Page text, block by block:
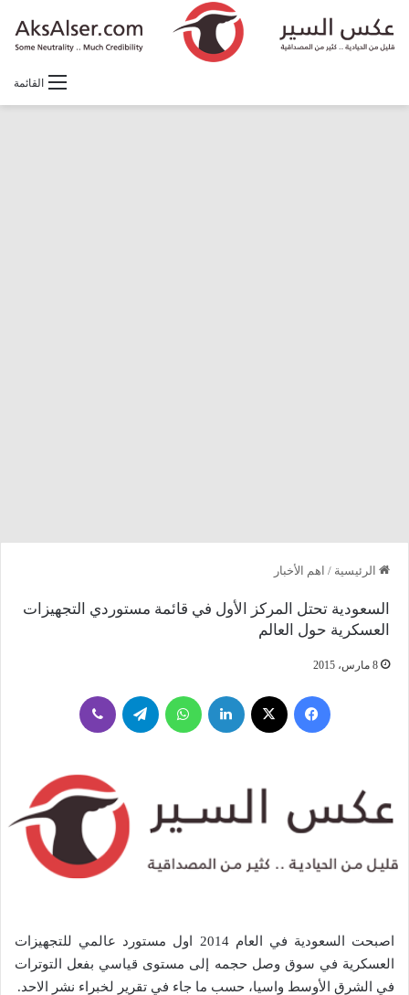
القائمة
الرئيسية / اهم الأخبار
السعودية تحتل المركز الأول في قائمة مستوردي التجهيزات
العسكرية حول العالم
8 مارس، 2015
فيسبوك لينكدإن واتساب تيلقرام
اصبحت السعودية في العام 2014 اول مستورد عالمي للتجهيزات
العسكرية في سوق وصل حجمه إلى مستوى قياسي بفعل التوترات
في الشرق الأوسط واسيا، حسب ما جاء في تقرير لخبراء نشر الاحد.